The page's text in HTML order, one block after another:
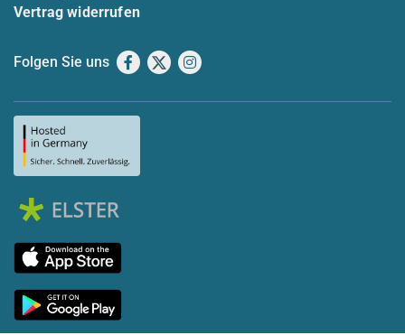
Vertrag widerrufen
Folgen Sie uns Facebook
X Instagram